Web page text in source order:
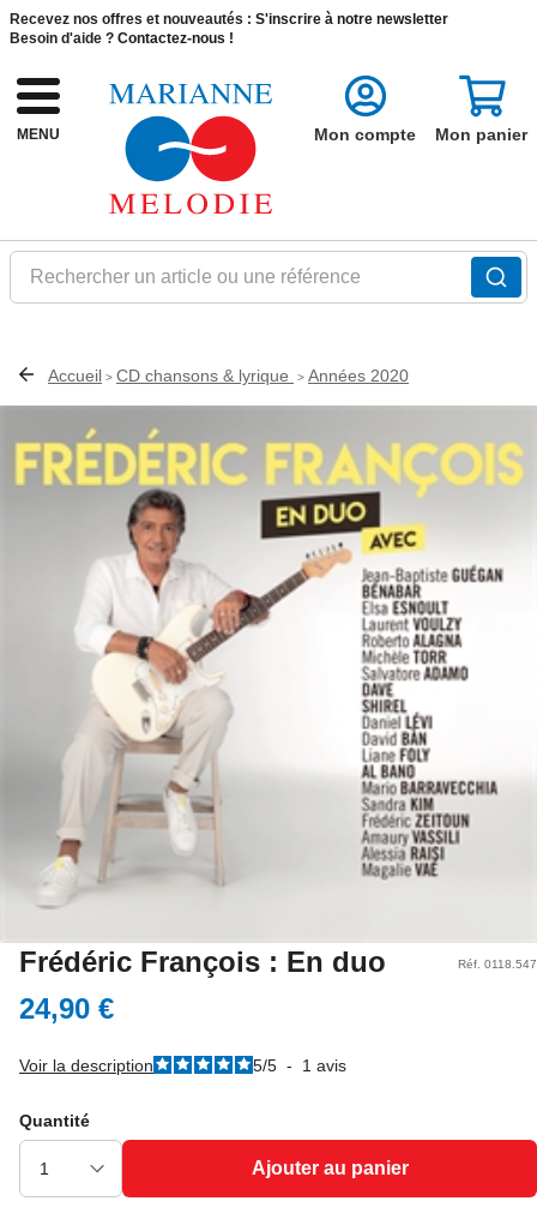
Recevez nos offres et nouveautés : S'inscrire à notre newsletter
Besoin d'aide ? Contactez-nous !
MENU
Rechercher un article ou une référence
Mon compte Mon panier
Accueil > CD chansons & lyrique > Années 2020
Frédéric François : En duo Réf. 0118.547
24,90 €
Voir la description 5/5 - 1 avis
Quantité
Ajouter au panier